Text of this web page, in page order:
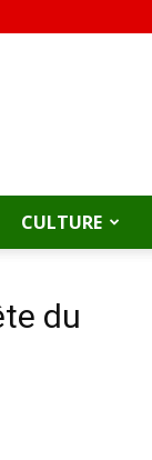
CULTURE
du